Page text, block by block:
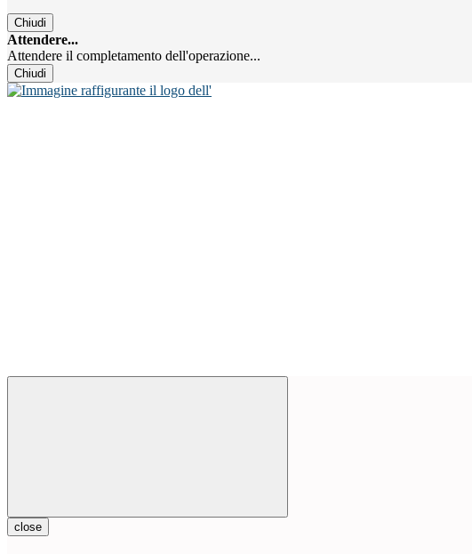
Chiudi
Attendere...
Attendere il completamento dell'operazione...
Chiudi
close